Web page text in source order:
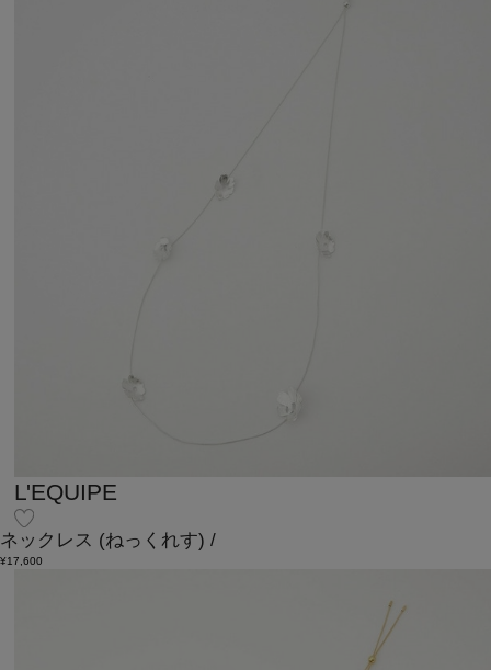
L'EQUIPE
ネックレス (ねっくれす) /
¥17,600